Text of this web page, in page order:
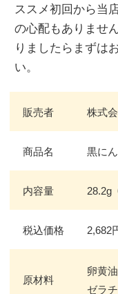
ススメ初回から当
の心配もありませ
りましたらまずは
い。
販売者 株式
商品名 黒に
内容量 28.2g
税込価格 2,682
原材料
卵黄
ゼラ